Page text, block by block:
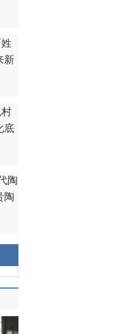
新
底
陶
陶